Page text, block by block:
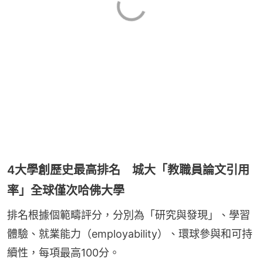
4大學創歷史最高排名 城大「教職員論文引用
率」全球僅次哈佛大學
排名根據個範疇評分，分別為「研究與發現」、學習
體驗、就業能力（employability）、環球參與和可持
續性，每項最高100分。